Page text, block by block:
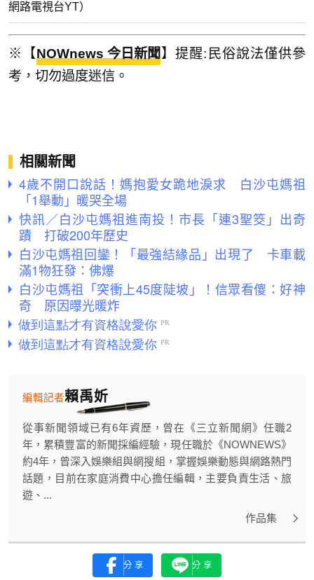
網路電視台YT）
※【NOWnews 今日新聞 】提醒:民俗說法僅供參
考，切勿過度迷信。
相關新聞
4歲不開口說話！媽抱愛女跪地淚求 白沙屯媽祖
「1舉動」暖哭全場
快訊／白沙屯媽祖進南投！市長「連3聖筊」出奇
蹟 打破200年歷史
白沙屯媽祖回鑾！「最強結緣品」出現了 卡車載
滿1物狂發：佛爆
白沙屯媽祖「突衝上45度陡坡」！信眾看傻：好神
奇 原因曝光暖炸
賴禹妡
編輯記者
從事新聞領域已有6年資歷，曾在《三立新聞網》任職2
年，累積豐富的新聞採編經驗，現任職於《NOWNEWS》
約4年，曾深入娛樂組與網搜組，掌握娛樂動態與網路熱門
話題，目前在家庭消費中心擔任編輯，主要負責生活、旅
遊、...
作品集
分享 分享